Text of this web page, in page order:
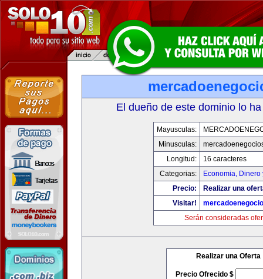
El dueño de este dominio lo
Mayusculas:
Minusculas:
Longitud:
16 caracteres
Categorias:
Economia, Dinero
Precio:
Realizar una
Visitar!
Serán consideradas
Realizar una Oferta
Precio Ofrecido $